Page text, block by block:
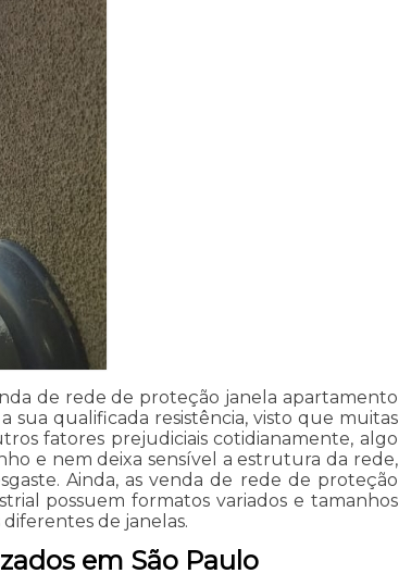
de rede de proteção janela apartamento
sua qualificada resistência, visto que muitas
fatores prejudiciais cotidianamente, algo
e nem deixa sensível a estrutura da rede,
Ainda, as venda de rede de proteção
possuem formatos variados e tamanhos
de janelas.
em São Paulo